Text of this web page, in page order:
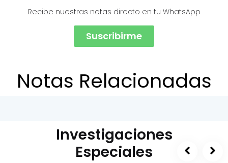
Recibe nuestras notas directo en tu WhatsApp
Suscribirme
Notas Relacionadas
Investigaciones
Especiales